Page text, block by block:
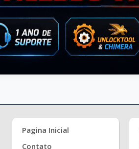
Pagina Inicial
Contato